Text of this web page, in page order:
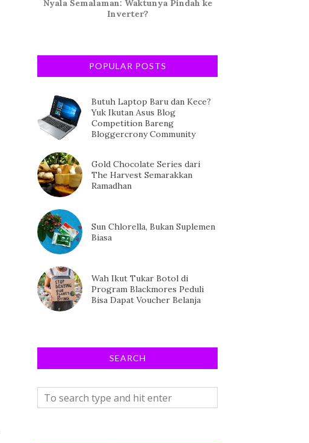
Nyala Semalaman: Waktunya Pindah ke
Inverter?
POPULAR POSTS
Butuh Laptop Baru dan Kece?
Yuk Ikutan Asus Blog
Competition Bareng
Bloggercrony Community
Gold Chocolate Series dari
The Harvest Semarakkan
Ramadhan
Sun Chlorella, Bukan Suplemen
Biasa
Wah Ikut Tukar Botol di
Program Blackmores Peduli
Bisa Dapat Voucher Belanja
SEARCH